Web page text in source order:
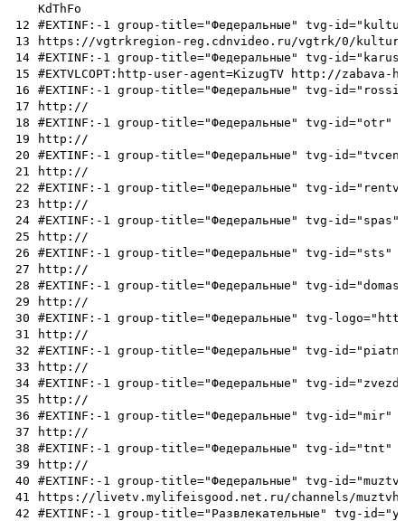
KdThFo
12
#EXTINF:-1 group-title="Федеральные" tvg-
13
https://vgtrkregion-reg.cdnvideo.ru/vgtrk/0/
14 #EXTINF:-1 group-title="Федеральные" tvg-
15
#EXTVLCOPT:http-user-agent=KizugTV http://
16
#EXTINF:-1 group-title="Федеральные" tvg-
17
http://
18
#EXTINF:-1 group-title="Федеральные" tvg-id="otr"
19
http://
20
#EXTINF:-1 group-title="Федеральные" tvg-
21
http://
22
#EXTINF:-1 group-title="Федеральные" tvg-
23
http://
24 #EXTINF:-1 group-title="Федеральные" tvg-
25
http://
26
#EXTINF:-1 group-title="Федеральные" tvg-id="sts"
27
http://
28
#EXTINF:-1 group-title="Федеральные" tvg-
29
http://
30
#EXTINF:-1 group-title="Федеральные" tvg-
31
http://
32
#EXTINF:-1 group-title="Федеральные" tvg-
33
http://
34 #EXTINF:-1 group-title="Федеральные" tvg-
35
http://
36
#EXTINF:-1 group-title="Федеральные" tvg-id="mir"
37
http://
38
#EXTINF:-1 group-title="Федеральные" tvg-id="tnt"
39
http://
40
#EXTINF:-1 group-title="Федеральные" tvg-
41
https://livetv.mylifeisgood.net.ru/channels/
42
#EXTINF:-1 group-title="Развлекательные" tvg-